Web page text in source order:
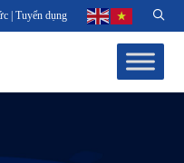
|Tuyển dụng